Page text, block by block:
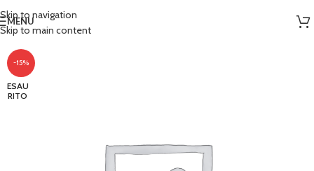
Skip to navigation
Skip to main content
MENU
-15%
ESAU
RITO